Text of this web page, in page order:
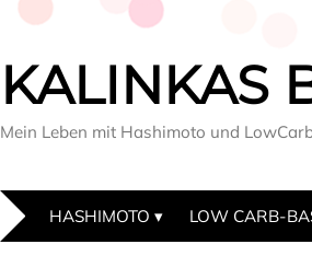
KALINKAS
Mein Leben mit Hashimoto und
HASHIMOTO LOW CARB-